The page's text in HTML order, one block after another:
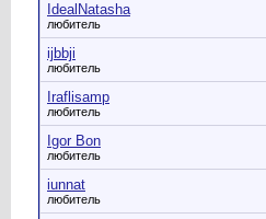
IdealNatasha
любитель
ijbbji
любитель
Iraflisamp
любитель
Igor Bon
любитель
iunnat
любитель